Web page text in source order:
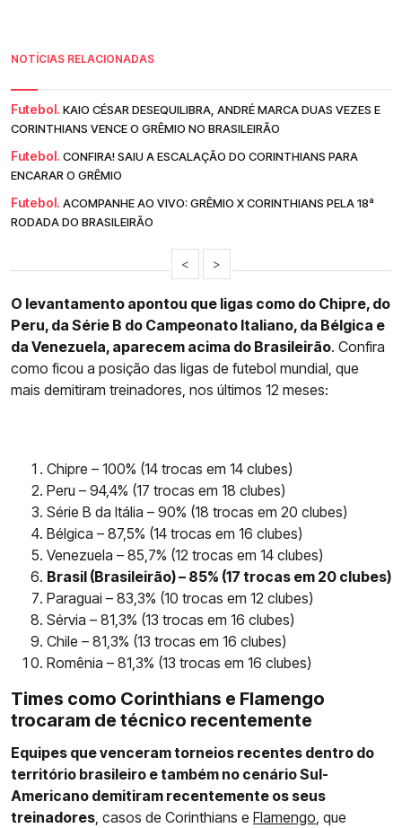
NOTÍCIAS RELACIONADAS
Futebol. KAIO CÉSAR DESEQUILIBRA, ANDRÉ MARCA DUAS VEZES E
CORINTHIANS VENCE O GRÊMIO NO BRASILEIRÃO
Futebol. CONFIRA! SAIU A ESCALAÇÃO DO CORINTHIANS PARA
ENCARAR O GRÊMIO
Futebol. ACOMPANHE AO VIVO: GRÊMIO X CORINTHIANS PELA 18ª
RODADA DO BRASILEIRÃO
< >
O levantamento apontou que ligas como do Chipre, do
Peru, da Série B do Campeonato Italiano, da Bélgica e
da Venezuela, aparecem acima do Brasileirão. Confira
como ficou a posição das ligas de futebol mundial, que
mais demitiram treinadores, nos últimos 12 meses:
Chipre – 100% (14 trocas em 14 clubes)
Peru – 94,4% (17 trocas em 18 clubes)
Série B da Itália – 90% (18 trocas em 20 clubes)
Bélgica – 87,5% (14 trocas em 16 clubes)
Venezuela – 85,7% (12 trocas em 14 clubes)
Brasil (Brasileirão) – 85% (17 trocas em 20 clubes)
Paraguai – 83,3% (10 trocas em 12 clubes)
Sérvia – 81,3% (13 trocas em 16 clubes)
Chile – 81,3% (13 trocas em 16 clubes)
Romênia – 81,3% (13 trocas em 16 clubes)
Times como Corinthians e Flamengo
trocaram de técnico recentemente
Equipes que venceram torneios recentes dentro do
território brasileiro e também no cenário Sul-
Americano demitiram recentemente os seus
treinadores , casos de Corinthians e Flamengo , que